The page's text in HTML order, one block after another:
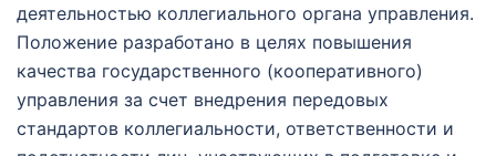
деятельностью коллегиального органа управления.
Положение разработано в целях повышения
качества государственного (кооперативного)
управления за счет внедрения передовых
стандартов коллегиальности, ответственности и